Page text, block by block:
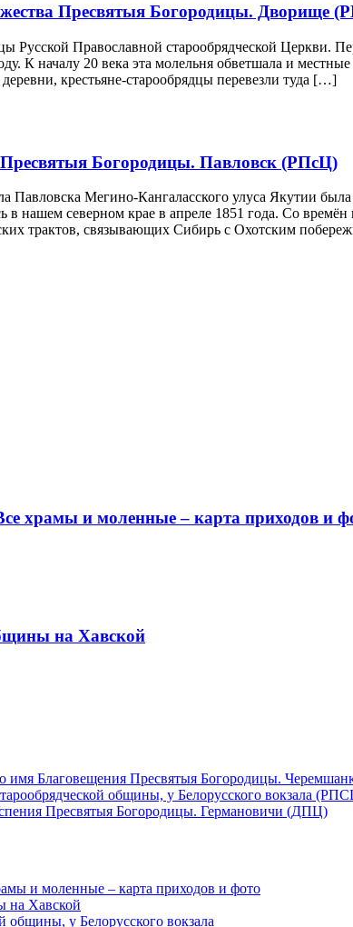
Пресвятыя Богородицы. Дворище
Русской Православной старообрядческой Церкви.
К началу 20 века эта молельня обветшала и
крестьяне-старообрядцы перевезли туда […]
Богородицы. Павловск (РПсЦ)
Павловска Мегино-Кангаласского улуса Якутии
нашем северном крае в апреле 1851 года. Со
трактов, связывающих Сибирь с Охотским
храмы и моленные – карта приходов и
на Хавской
имя Благовещения Пресвятыя Богородицы.
общины, у Белорусского вокзала
Пресвятыя Богородицы. Германовичи (ДПЦ)
и моленные – карта приходов и фото
на Хавской
общины, у Белорусского вокзала